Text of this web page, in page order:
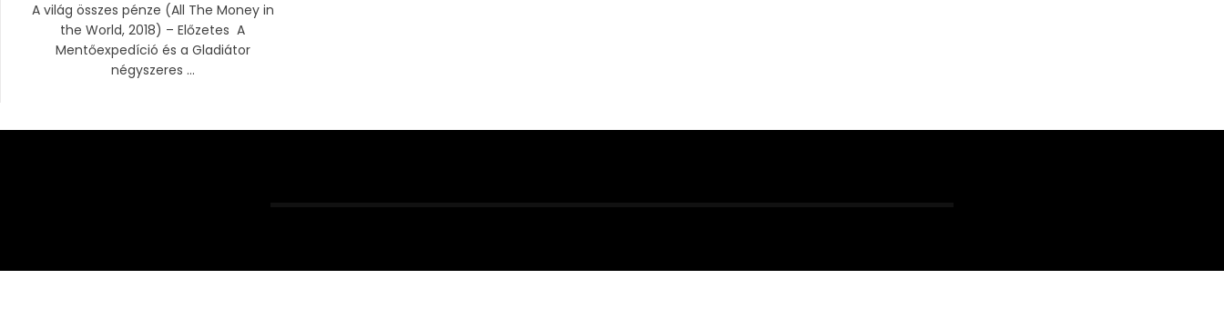
A világ összes pénze (All The Money in
the World, 2018) – Előzetes A
Mentőexpedíció és a Gladiátor
négyszeres ...